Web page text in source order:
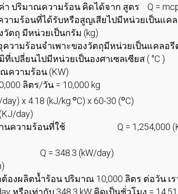
า ปริมาณความร้อน คิดได้จาก สูตร Q =
ามร้อนที่ได้รับหรือสูญเสียไปมีหน่วยเป็นแคล
ตถุ มีหน่วยเป็นกรัม (kg)
ามร้อนจำเพาะของวัตถุมีหน่วยเป็นแคลอรีต่
ปลี่ยนไปมีหน่วยเป็นองศาเซลเซียส ( °C )
วามร้อน (KW)
ลิตร/วัน = 10,000 kg
x 4.18 (kJ/kg. ๐C) x 60-30 (๐C)
day)
ความร้อนที่ใช้ Q = 1,254,000 (KJ/
(kW/day)
ต้องผลิตน้ำร้อน ปริมาณ 10,000 ลิตร ต่อวัน เ
หรือเท่ากับ 348.3 kW คิดเป็นชั่วโมง = 14.51